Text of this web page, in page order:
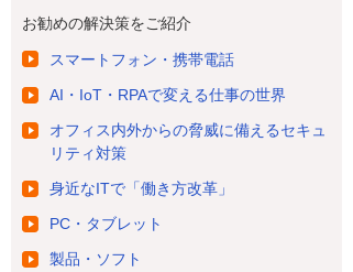
お勧めの解決策をご紹介
スマートフォン・携帯電話
AI・IoT・RPAで変える仕事の世界
オフィス内外からの脅威に備えるセキュ
リティ対策
身近なITで「働き方改革」
PC・タブレット
製品・ソフト